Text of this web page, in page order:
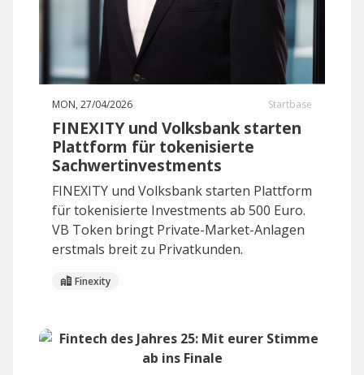
MON, 27/04/2026 Startbase
FINEXITY und Volksbank starten
Plattform für tokenisierte
Sachwertinvestments
FINEXITY und Volksbank starten Plattform
für tokenisierte Investments ab 500 Euro.
VB Token bringt Private-Market-Anlagen
erstmals breit zu Privatkunden.
Finexity